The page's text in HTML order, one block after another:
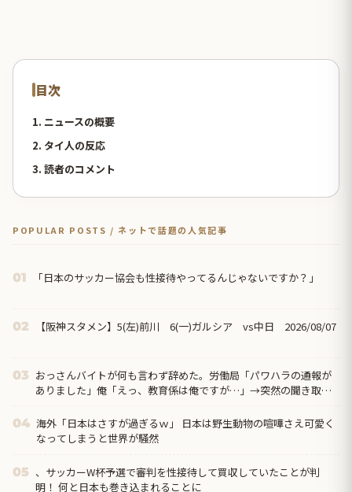
目次
1. ニュースの概要
2. タイ人の反応
3. 読者のコメント
POPULAR POSTS / ネットで話題の人気記事
01 「日本のサッカー協会も性接待やってるんじゃないですか？」
02 【阪神スタメン】5(左)前川 6(一)ガルシア vs中日 2026/08/07
03 おっさんバイトが何も言わず辞めた。労働局「パワハラの通報が
ありました」俺「えっ、教育係は俺ですが…」→突然の聞き取り
04 海外「日本はさすが過ぎるｗ」 日本は野生動物の喧嘩さえ可愛く
なってしまうと世界が騒然
05 、サッカーW杯予選で審判を性接待して買収していたことが判
明！ 何と日本も巻き込まれることに